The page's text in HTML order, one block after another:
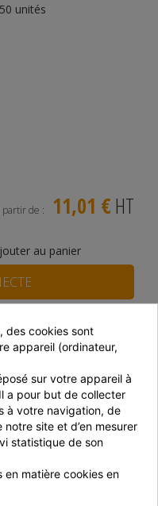
unités
partir de : 11,01 € HT
au panier
En stock
Epuisé
des cookies sont
appareil (ordinateur,
sur votre appareil à
a pour but de collecter
à votre navigation, de
site et d’en mesurer
statistique de son
en matière cookies en